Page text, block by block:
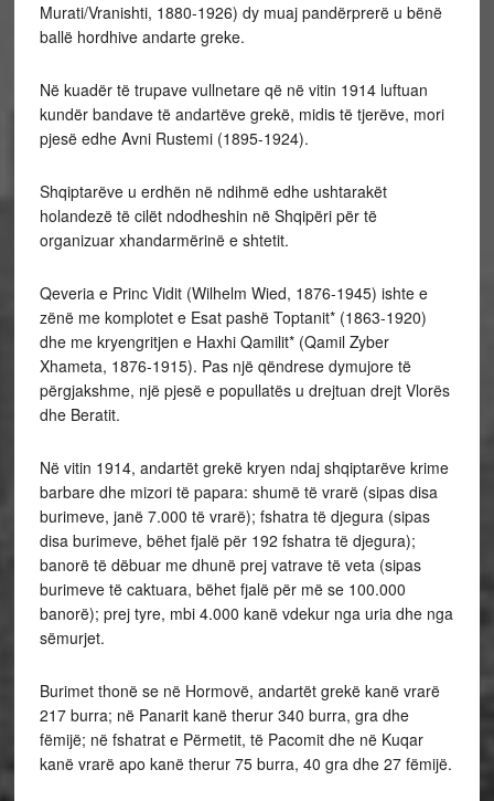
Murati/Vranishti, 1880-1926) dy muaj pandërprerë u bënë
ballë hordhive andarte greke.
Në kuadër të trupave vullnetare që në vitin 1914 luftuan
kundër bandave të andartëve grekë, midis të tjerëve, mori
pjesë edhe Avni Rustemi (1895-1924).
Shqiptarëve u erdhën në ndihmë edhe ushtarakët
holandezë të cilët ndodheshin në Shqipëri për të
organizuar xhandarmërinë e shtetit.
Qeveria e Princ Vidit (Wilhelm Wied, 1876-1945) ishte e
zënë me komplotet e Esat pashë Toptanit* (1863-1920)
dhe me kryengritjen e Haxhi Qamilit* (Qamil Zyber
Xhameta, 1876-1915). Pas një qëndrese dymujore të
përgjakshme, një pjesë e popullatës u drejtuan drejt Vlorës
dhe Beratit.
Në vitin 1914, andartët grekë kryen ndaj shqiptarëve krime
barbare dhe mizori të papara: shumë të vrarë (sipas disa
burimeve, janë 7.000 të vrarë); fshatra të djegura (sipas
disa burimeve, bëhet fjalë për 192 fshatra të djegura);
banorë të dëbuar me dhunë prej vatrave të veta (sipas
burimeve të caktuara, bëhet fjalë për më se 100.000
banorë); prej tyre, mbi 4.000 kanë vdekur nga uria dhe nga
sëmurjet.
Burimet thonë se në Hormovë, andartët grekë kanë vrarë
217 burra; në Panarit kanë therur 340 burra, gra dhe
fëmijë; në fshatrat e Përmetit, të Pacomit dhe në Kuqar
kanë vrarë apo kanë therur 75 burra, 40 gra dhe 27 fëmijë.